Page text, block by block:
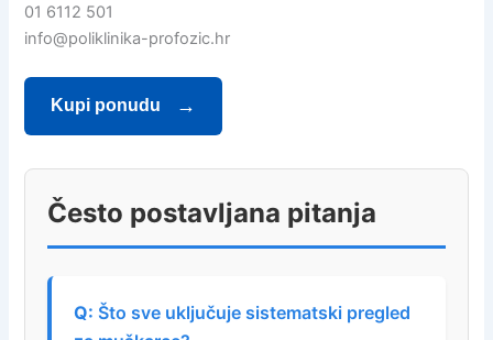
01 6112 501
info@poliklinika-profozic.hr
Kupi ponudu
Često postavljana pitanja
Što sve uključuje sistematski pregled